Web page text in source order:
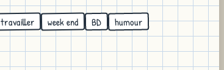
travailler week end BD humour